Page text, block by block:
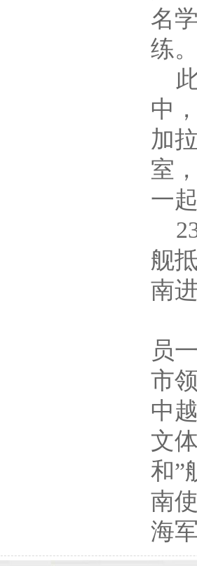
名
练
此
中
加
室
一
23
舰
南
员
市
中
文
和”
南
海